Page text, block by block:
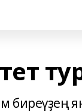
биреүҙең